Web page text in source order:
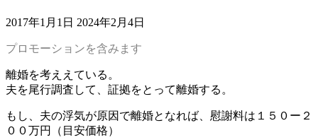
2017年1月1日 2024年2月4日
プロモーションを含みます
離婚を考ええている。
夫を尾行調査して、証拠をとって離婚する。
もし、夫の浮気が原因で離婚となれば、慰謝料は１５０ー２
００万円（目安価格）